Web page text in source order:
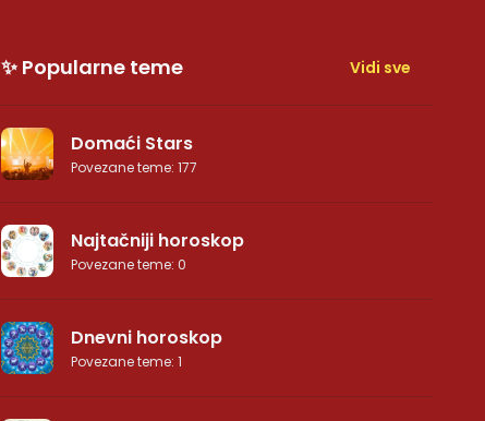
✨ Popularne teme Vidi sve
Domaći Stars
Povezane teme: 177
Najtačniji horoskop
Povezane teme: 0
Dnevni horoskop
Povezane teme: 1